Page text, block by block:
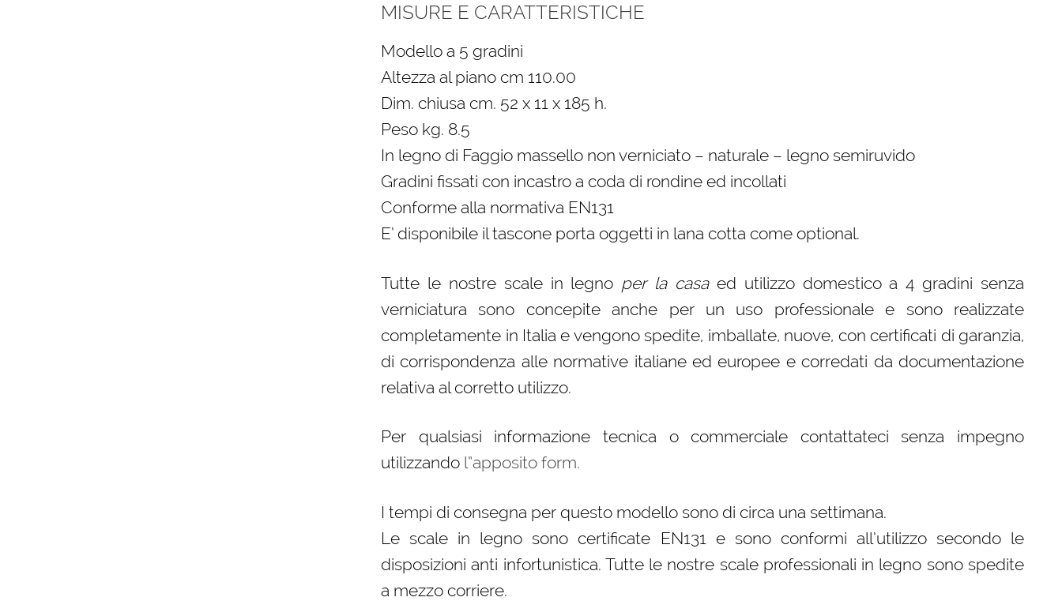
MISURE E CARATTERISTICHE
Modello a 5 gradini
Altezza al piano cm 110.00
Dim. chiusa cm. 52 x 11 x 185 h.
Peso kg. 8.5
In legno di Faggio massello non verniciato – naturale – legno semiruvido
Gradini fissati con incastro a coda di rondine ed incollati
Conforme alla normativa EN131
E’ disponibile il tascone porta oggetti in lana cotta come optional.
Tutte le nostre scale in legno per la casaed utilizzo domestico a 4 gradini senza
verniciatura sono concepite anche per un uso professionale e sono realizzate
completamente in Italia e vengono spedite, imballate, nuove, con certificati di garanzia,
di corrispondenza alle normative italiane ed europee e corredati da documentazione
relativa al corretto utilizzo.
Per qualsiasi informazione tecnica o commerciale contattateci senza impegno
utilizzando l”apposito form.
I tempi di consegna per questo modello sono di circa una settimana.
Le scale in legno sono certificate EN131 e sono conformi all’utilizzo secondo le
disposizioni anti infortunistica. Tutte le nostre scale professionali in legno sono spedite
a mezzo corriere.